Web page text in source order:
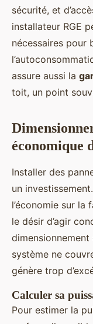
sécurité, et
installateur RGE
nécessaires pour
assure aussi la
toit, un point
économique
Installer des
un
l’économie sur la
le désir d’agir
système ne
génère trop
Calculer sa
Pour estimer la